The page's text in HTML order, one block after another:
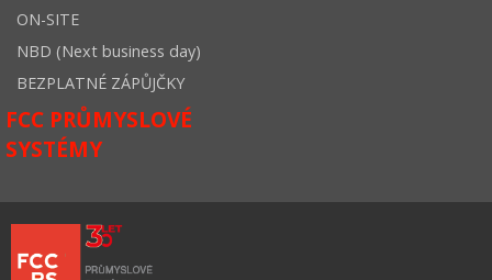
ON-SITE
NBD (Next business day)
BEZPLATNÉ ZÁPŮJČKY
FCC PRŮMYSLOVÉ
SYSTÉMY